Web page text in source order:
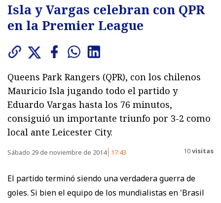
Isla y Vargas celebran con QPR
en la Premier League
Queens Park Rangers (QPR), con los chilenos
Mauricio Isla jugando todo el partido y
Eduardo Vargas hasta los 76 minutos,
consiguió un importante triunfo por 3-2 como
local ante Leicester City.
Sábado 29 de noviembre de 2014 17:43 10visitas
El partido terminó siendo una verdadera guerra de
goles. Si bien el equipo de los mundialistas en 'Brasil